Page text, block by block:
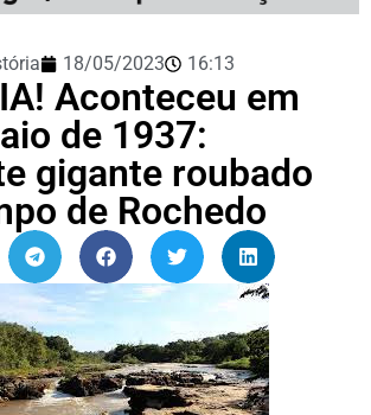
18/05/2023 16:13
Aconteceu em
de 1937:
gigante roubado
de Rochedo